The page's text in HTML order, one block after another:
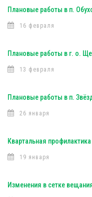
Плановые работы в п.
16 февраля
Плановые работы в г. о.
13 февраля
Плановые работы в п.
26 января
Квартальная
19 января
Изменения в сетке